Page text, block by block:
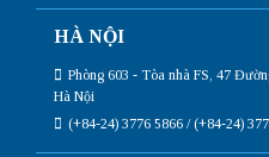
HÀ NỘI
Phòng 603 - Tòa nhà FS, 47
Hà Nội
(+84-24) 3776 5866 / (+84-24)